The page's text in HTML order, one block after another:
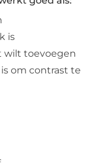
is
wilt toevoegen
om contrast te